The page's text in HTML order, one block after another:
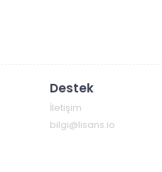
Destek
İletişim
bilgi@lisans.io